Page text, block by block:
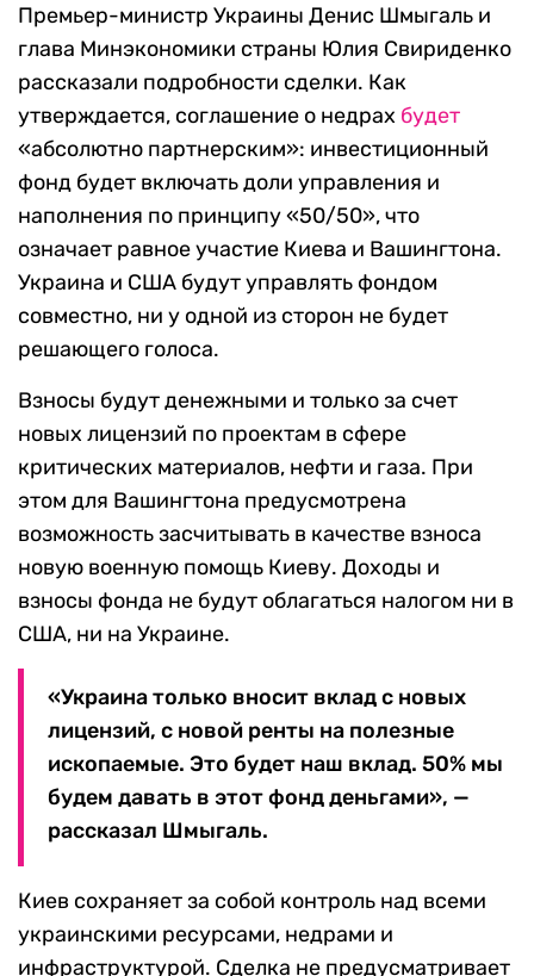
Премьер-министр Украины Денис Шмыгаль и
глава Минэкономики страны Юлия Свириденко
рассказали подробности сделки. Как
утверждается, соглашение о недрах будет
«абсолютно партнерским»: инвестиционный
фонд будет включать доли управления и
наполнения по принципу «50/50», что
означает равное участие Киева и Вашингтона.
Украина и США будут управлять фондом
совместно, ни у одной из сторон не будет
решающего голоса.
Взносы будут денежными и только за счет
новых лицензий по проектам в сфере
критических материалов, нефти и газа. При
этом для Вашингтона предусмотрена
возможность засчитывать в качестве взноса
новую военную помощь Киеву. Доходы и
взносы фонда не будут облагаться налогом ни в
США, ни на Украине.
«Украина только вносит вклад с новых
лицензий, с новой ренты на полезные
ископаемые. Это будет наш вклад. 50% мы
будем давать в этот фонд деньгами», —
рассказал Шмыгаль.
Киев сохраняет за собой контроль над всеми
украинскими ресурсами, недрами и
инфраструктурой. Сделка не предусматривает